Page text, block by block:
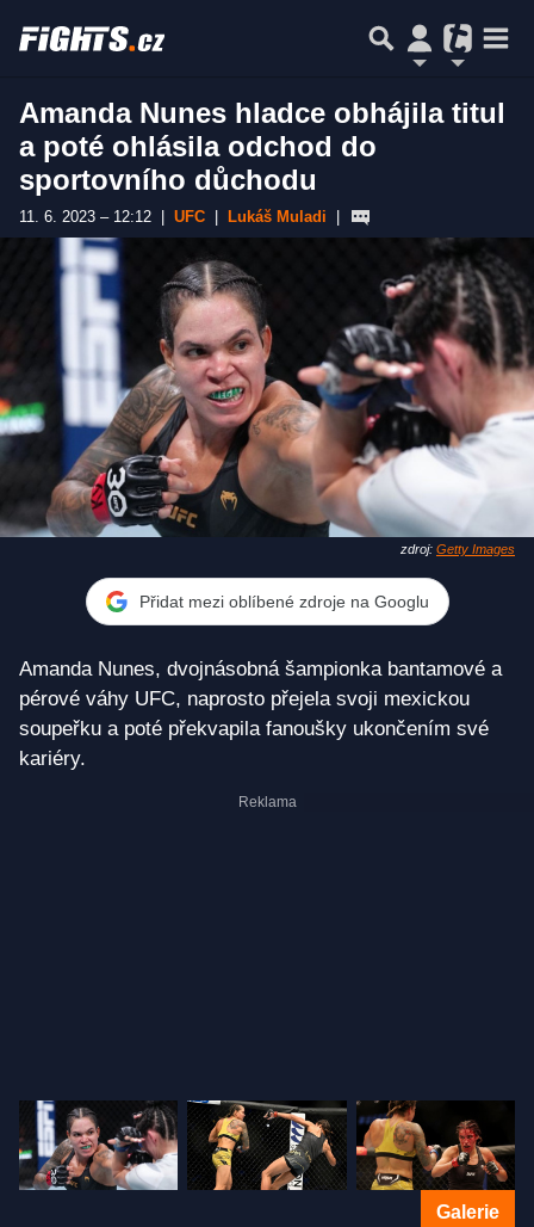
Amanda Nunes hladce obhájila titul
a poté ohlásila odchod do
sportovního důchodu
11. 6. 2023 – 12:12 UFC Lukáš Muladi
zdroj: Getty Images
Přidat mezi oblíbené zdroje na Googlu
Amanda Nunes, dvojnásobná šampionka bantamové a
pérové váhy UFC, naprosto přejela svoji mexickou
soupeřku a poté překvapila fanoušky ukončením své
kariéry.
Galerie